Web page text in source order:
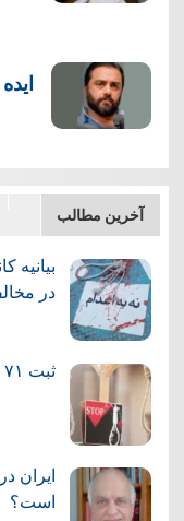
آخرین مطالب
بیانیه
در
ثبت ۷۱ اعدام در ژوئيه در ایران
ایران
است؟